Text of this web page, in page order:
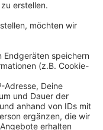
gerne